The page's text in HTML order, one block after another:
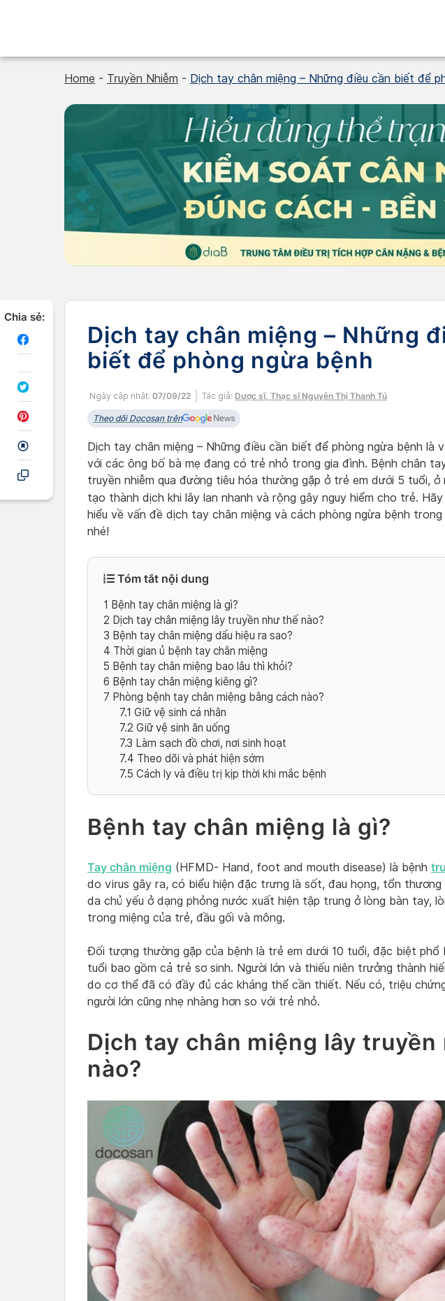
Home - Truyền Nhiễm - Dịch tay chân miệng – Những điều cần biết để
Chia sẻ:
Dịch tay chân miệng – Những
biết để phòng ngừa bệnh
Ngày cập nhật: 07/09/22 Tác giả: Dược sĩ, Thạc sĩ Nguyễn Thị Thanh Tú
Theo dõi Docosan trên
Dịch tay chân miệng – Những điều cần biết để phòng ngừa bệnh là
với các ông bố bà mẹ đang có trẻ nhỏ trong gia đình. Bệnh chân
truyền nhiễm qua đường tiêu hóa thường gặp ở trẻ em dưới 5 tuổi,
tạo thành dịch khi lây lan nhanh và rộng gây nguy hiểm cho trẻ. Hãy
hiểu về vấn đề dịch tay chân miệng và cách phòng ngừa bệnh
nhé!
Tóm tắt nội dung
1 Bệnh tay chân miệng là gì?
2 Dịch tay chân miệng lây truyền như thế nào?
3 Bệnh tay chân miệng dấu hiệu ra sao?
4 Thời gian ủ bệnh tay chân miệng
5 Bệnh tay chân miệng bao lâu thì khỏi?
6 Bệnh tay chân miệng kiêng gì?
7 Phòng bệnh tay chân miệng bằng cách nào?
7.1 Giữ vệ sinh cá nhân
7.2 Giữ vệ sinh ăn uống
7.3 Làm sạch đồ chơi, nơi sinh hoạt
7.4 Theo dõi và phát hiện sớm
7.5 Cách ly và điều trị kịp thời khi mắc bệnh
Bệnh tay chân miệng là gì?
Tay chân miệng (HFMD- Hand, foot and mouth disease) là bệnh
do virus gây ra, có biểu hiện đặc trưng là sốt, đau họng, tổn thương
da chủ yếu ở dạng phỏng nước xuất hiện tập trung ở lòng bàn tay,
trong miệng của trẻ, đầu gối và mông.
Đối tượng thường gặp của bệnh là trẻ em dưới 10 tuổi, đặc biệt phổ
tuổi bao gồm cả trẻ sơ sinh. Người lớn và thiếu niên trưởng thành
do cơ thể đã có đầy đủ các kháng thể cần thiết. Nếu có, triệu
người lớn cũng nhẹ nhàng hơn so với trẻ nhỏ.
Dịch tay chân miệng lây
nào?